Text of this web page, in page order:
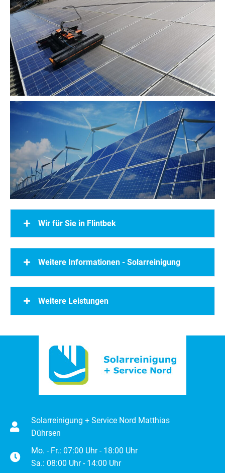
Wir für Sie in Flintbek
Weitere Informationen - Solarreinigung
Weitere Leistungen
Solarreinigung + Service Nord Matthias
Dührsen
Mo. - Fr.: 07:00 Uhr - 18:00 Uhr
Sa.: 08:00 Uhr - 14:00 Uhr